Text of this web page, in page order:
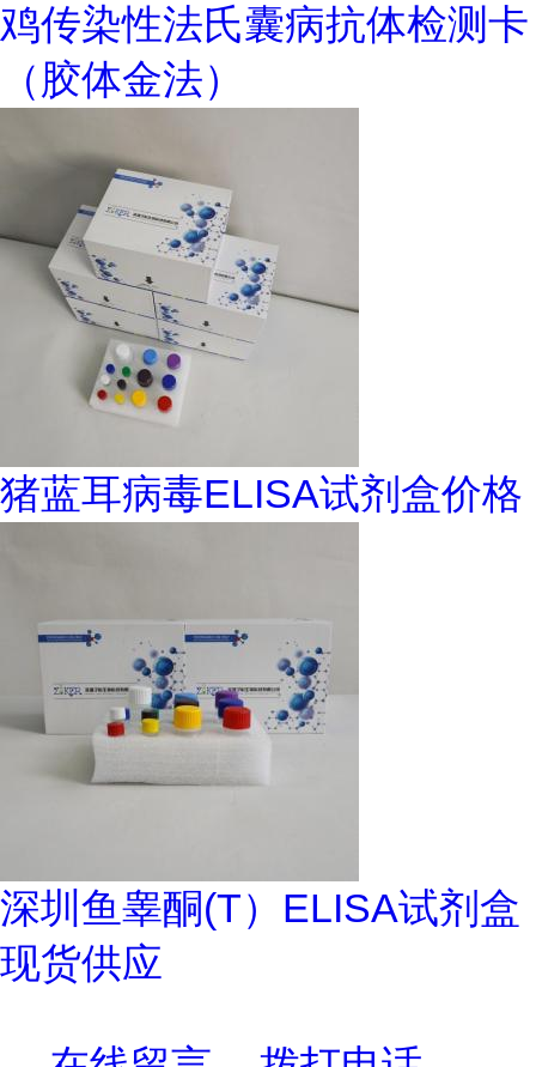
鸡传染性法氏囊病抗体检测卡
（胶体金法）
猪蓝耳病毒ELISA试剂盒价格
深圳鱼睾酮(T）ELISA试剂盒
现货供应